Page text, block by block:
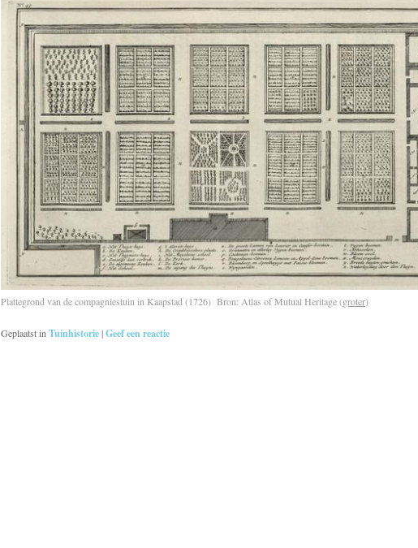
Plattegrond van de compagniestuin in Kaapstad (1726) Bron: Atlas of Mutual Heritage (groter)
Geplaatst in Tuinhistorie|Geef een reactie